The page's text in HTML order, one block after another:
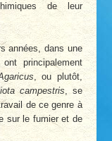
de leur
années, dans une
principalement
, ou plutôt,
campestris , se
de ce genre à
sur le fumier et de